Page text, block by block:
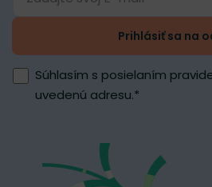
Prihlásiť sa na
Súhlasím s posielaním
uvedenú adresu.*